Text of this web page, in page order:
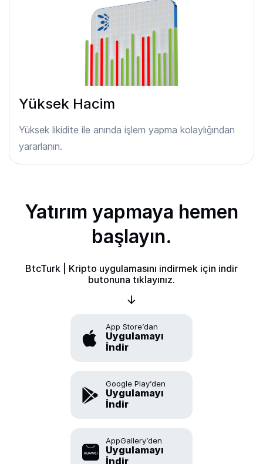
Yüksek Hacim
Yüksek likidite ile anında işlem yapma kolaylığından
yararlanın.
Yatırım yapmaya hemen
başlayın.
BtcTurk | Kripto uygulamasını indirmek için indir
butonuna tıklayınız.
App Store’dan
Uygulamayı
İndir
Google Play’den
Uygulamayı
İndir
AppGallery’den
Uygulamayı
İndir